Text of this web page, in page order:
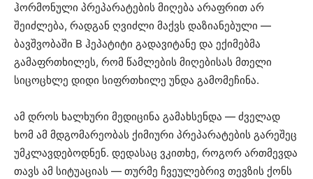
ჰორმონული პრეპარატების მიღება არაფრით არ
შეიძლება, რადგან ღვიძლი მაქვს დაზიანებული —
ბავშვობაში B ჰეპატიტი გადავიტანე და ექიმებმა
გამაფრთხილეს, რომ წამლების მიღებისას მთელი
სიცოცხლე დიდი სიფრთხილე უნდა გამომეჩინა.
ამ დროს ხალხური მედიცინა გამახსენდა — ძველად
ხომ ამ მდგომარეობას ქიმიური პრეპარატების გარეშეც
უმკლავდებოდნენ. დედასაც ვკითხე, როგორ ართმევდა
თავს ამ სიტუაციას — თურმე ჩვეულებრივ თევზის ქონს